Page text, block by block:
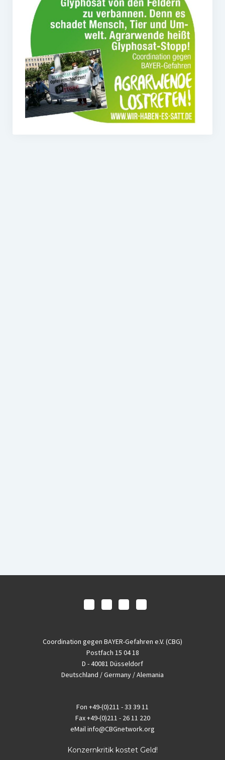
Coordination gegen BAYER-Gefahren e.V. (CBG)
Postfach 15 04 18
D - 40081 Düsseldorf
Deutschland / Germany / Alemania
Fon +49-(0)211 - 33 39 11
Fax+49-(0)211 - 26 11 220
eMailinfo@CBGnetwork.org
Konzernkritik kostet Geld!